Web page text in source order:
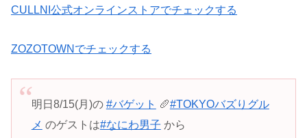
CULLNI公式オンラインストアでチェックする
ZOZOTOWNでチェックする
明日8/15(月)の #バゲット 🥖#TOKYOバズりグル
メ のゲストは#なにわ男子 から